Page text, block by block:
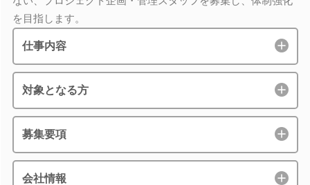
を目指します。
仕事内容
対象となる方
募集要項
会社情報